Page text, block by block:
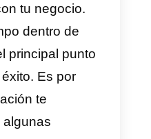
plataformas
en gran medida
y esto es
para administrar
forma eficaz.